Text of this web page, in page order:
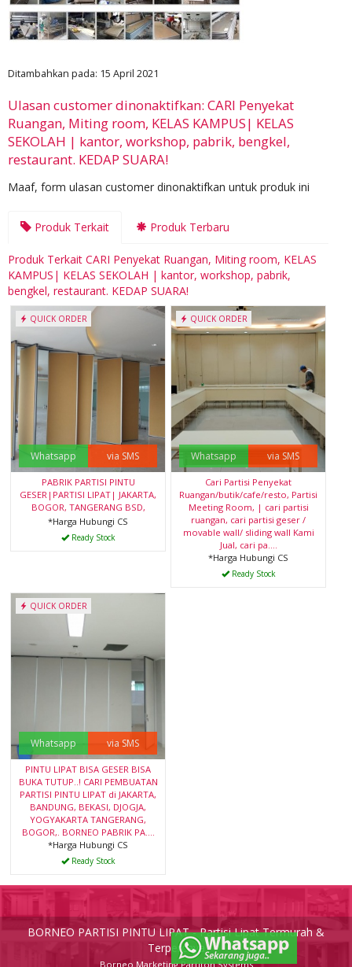
Ditambahkan pada: 15 April 2021
Ulasan customer dinonaktifkan: CARI Penyekat
Ruangan, Miting room, KELAS KAMPUS| KELAS
SEKOLAH | kantor, workshop, pabrik, bengkel,
restaurant. KEDAP SUARA!
Maaf, form ulasan customer dinonaktifkan untuk produk ini
Produk Terkait Produk Terbaru
Produk Terkait CARI Penyekat Ruangan, Miting room, KELAS
KAMPUS| KELAS SEKOLAH | kantor, workshop, pabrik,
bengkel, restaurant. KEDAP SUARA!
QUICK ORDER
Whatsapp via SMS
PABRIK PARTISI PINTU
GESER|PARTISI LIPAT| JAKARTA,
BOGOR, TANGERANG BSD,
*Harga Hubungi CS
Ready Stock
QUICK ORDER
Whatsapp via SMS
Cari Partisi Penyekat
Ruangan/butik/cafe/resto, Partisi
Meeting Room, | cari partisi
ruangan, cari partisi geser /
movable wall/ sliding wall Kami
Jual, cari pa....
*Harga Hubungi CS
Ready Stock
QUICK ORDER
Whatsapp via SMS
PINTU LIPAT BISA GESER BISA
BUKA TUTUP..! CARI PEMBUATAN
PARTISI PINTU LIPAT di JAKARTA,
BANDUNG, BEKASI, DJOGJA,
YOGYAKARTA TANGERANG,
BOGOR,. BORNEO PABRIK PA....
*Harga Hubungi CS
Ready Stock
BORNEO PARTISI PINTU LIPAT - Partisi Lipat Termurah &
Terpercaya
Borneo Marketing Partiton Systems